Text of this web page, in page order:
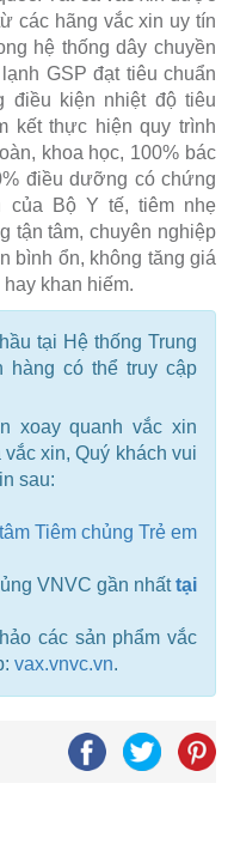
các hãng vắc xin uy tín
hệ thống dây chuyền
GSP đạt tiêu chuẩn
điều kiện nhiệt độ tiêu
kết thực hiện quy trình
khoa học, 100% bác
điều dưỡng có chứng
của Bộ Y tế, tiêm nhẹ
tận tâm, chuyên nghiệp
bình ổn, không tăng giá
khan hiếm.
tại Hệ thống Trung
hàng có thể truy cập
xoay quanh vắc xin
xin, Quý khách vui
sau:
Tiêm chủng Trẻ em
VNVC gần nhấttại
các sản phẩm vắc
vax.vnvc.vn.